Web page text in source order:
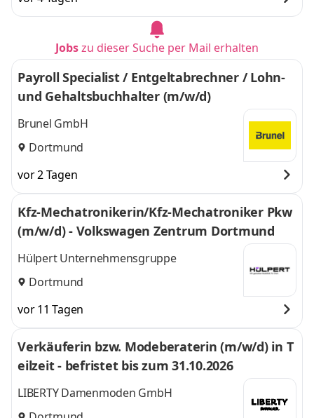
Jobszu dieser Suche per Mail erhalten
Payroll Specialist / Entgeltabrechner / Lohn-
und Gehaltsbuchhalter (m/w/d)
Brunel GmbH
Dortmund
vor 2 Tagen
Kfz-Mechatronikerin/Kfz-Mechatroniker Pkw
(m/w/d) - Volkswagen Zentrum Dortmund
Hülpert Unternehmensgruppe
Dortmund
vor 11 Tagen
Verkäuferin bzw. Modeberaterin (m/w/d) in T
eilzeit - befristet bis zum 31.10.2026
LIBERTY Damenmoden GmbH